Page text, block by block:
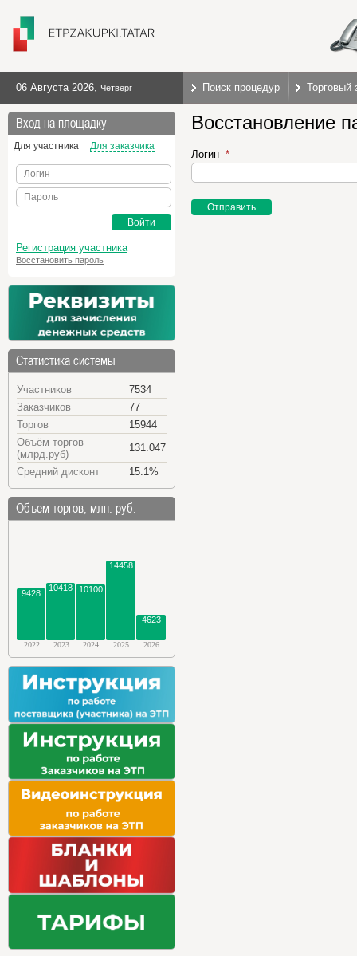
06 Августа 2026, Четверг Поиск процедур Торговый
Вход на площадку
Для участника Для заказчика
Логин
Пароль
Войти
Регистрация участника
Восстановить пароль
Статистика системы
Участников
7534
Заказчиков
77
Торгов
15944
Объём торгов
(млрд.руб)
131.047
Средний дисконт
15.1%
Объем торгов, млн. руб.
9428
10418 10100
14458
4623
2022 2023 2024 2025 2026
Восстановление
Логин
Отправить